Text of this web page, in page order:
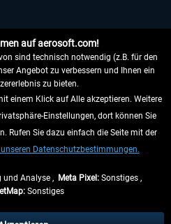
auf aerosoft.com!
sind technisch notwendig (z.B. für den
Angebot zu verbessern und Ihnen ein
zu bieten.
einem Klick auf Alle akzeptieren. Weitere
Einstellungen, dort können Sie
Rufen Sie dazu einfach die Seite mit der
Datenschutzbestimmungen.
Analyse , Meta Pixel:Sonstiges ,
Sonstiges